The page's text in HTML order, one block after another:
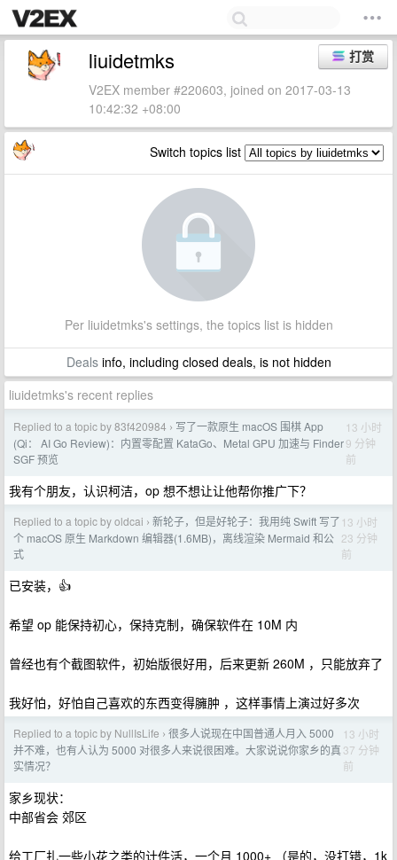
打赏
liuidetmks
V2EX member #220603, joined on 2017-03-13
10:42:32 +08:00
Switch topics list
Per liuidetmks's settings, the topics list is hidden
Dealsinfo, including closed deals, is not hidden
liuidetmks's recent replies
Replied to a topic by 83f420984 › 写了一款原生 macOS 围棋 App
(Qi： AI Go Review)：内置零配置 KataGo、Metal GPU 加速与 Finder
SGF 预览
13 小时
9 分钟
前
我有个朋友，认识柯洁，op 想不想让让他帮你推广下？
Replied to a topic by oldcai › 新轮子，但是好轮子：我用纯 Swift 写了
个 macOS 原生 Markdown 编辑器(1.6MB)，离线渲染 Mermaid 和公
式
13 小时
23 分钟
前
已安装，👍
希望 op 能保持初心，保持克制，确保软件在 10M 内
曾经也有个截图软件，初始版很好用，后来更新 260M ，只能放弃了
我好怕，好怕自己喜欢的东西变得臃肿 ，这样事情上演过好多次
Replied to a topic by NullIsLife › 很多人说现在中国普通人月入 5000
并不难，也有人认为 5000 对很多人来说很困难。大家说说你家乡的真
实情况？
13 小时
37 分钟
前
家乡现状：
中部省会 郊区
给工厂扎一些小花之类的计件活，一个月 1000+ （是的，没打错，1k